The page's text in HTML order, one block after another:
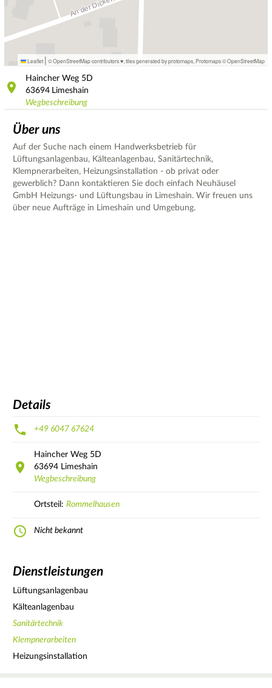
Leaflet | © OpenStreetMap contributors ♥, tiles generated by protomaps Protomaps©OpenStreetMap
Haincher Weg 5D
63694 Limeshain
Wegbeschreibung
Über uns
Auf der Suche nach einem Handwerksbetrieb für
Lüftungsanlagenbau, Kälteanlagenbau, Sanitärtechnik,
Klempnerarbeiten, Heizungsinstallation - ob privat oder
gewerblich? Dann kontaktieren Sie doch einfach Neuhäusel
GmbH Heizungs- und Lüftungsbau in Limeshain. Wir freuen uns
über neue Aufträge in Limeshain und Umgebung.
Details
+49 6047 67624
Haincher Weg 5D
63694 Limeshain
Wegbeschreibung
Ortsteil: Rommelhausen
Nicht bekannt
Dienstleistungen
Lüftungsanlagenbau
Kälteanlagenbau
Sanitärtechnik
Klempnerarbeiten
Heizungsinstallation